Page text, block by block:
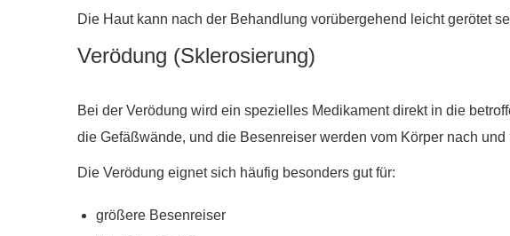
Die Haut kann nach der Behandlung vorübergehend leicht gerötet
Verödung (Sklerosierung)
Bei der Verödung wird ein spezielles Medikament direkt in die
die Gefäßwände, und die Besenreiser werden vom Körper nach und
Die Verödung eignet sich häufig besonders gut für:
größere Besenreiser